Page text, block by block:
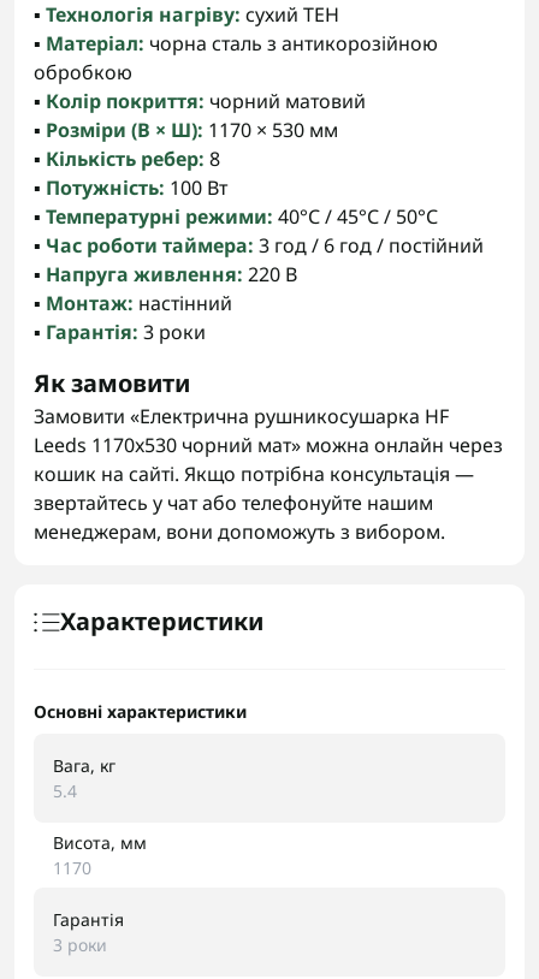
▪️ Технологія нагріву: сухий ТЕН
▪️ Матеріал: чорна сталь з антикорозійною
обробкою
▪️ Колір покриття: чорний матовий
▪️ Розміри (В × Ш): 1170 × 530 мм
▪️ Кількість ребер: 8
▪️ Потужність: 100 Вт
▪️ Температурні режими: 40°С / 45°С / 50°С
▪️ Час роботи таймера: 3 год / 6 год / постійний
▪️ Напруга живлення: 220 В
▪️ Монтаж: настінний
▪️ Гарантія: 3 роки
Як замовити
Замовити «Електрична рушникосушарка HF
Leeds 1170x530 чорний мат» можна онлайн через
кошик на сайті. Якщо потрібна консультація —
звертайтесь у чат або телефонуйте нашим
менеджерам, вони допоможуть з вибором.
Характеристики
Основні характеристики
Вага, кг
5.4
Висота, мм
1170
Гарантія
3 роки